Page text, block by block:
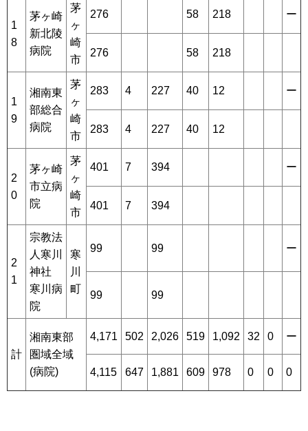
1
8
茅ヶ崎
新北陵
病院
茅
ヶ
崎
市
276 58 218 ー
276 58 218
1
9
湘南東
部総合
病院
茅
ヶ
崎
市
283 4 227 40 12 ー
283 4 227 40 12
2
0
茅ヶ崎
市立病
院
茅
ヶ
崎
市
401 7 394 ー
401 7 394
2
1
宗教法
人寒川
神社
寒川病
院
寒
川
町
99 99 ー
99 99
計
湘南東部
圏域全域
(病院)
4,171 502 2,026 519 1,092 32 0 ー
4,115 647 1,881 609 978 0 0 0